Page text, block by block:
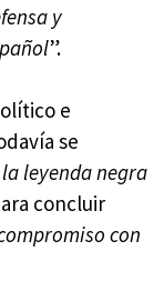
y
”.
e
se
leyenda negra
concluir
con